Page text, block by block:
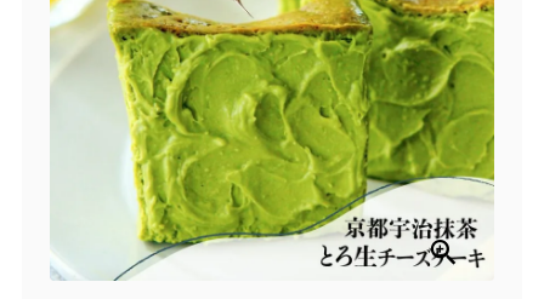
とろ生ガトーショコラ
とろ生 まとめ買いお得
セット
お中元
紅茶toroaTea
とろ生チーズケーキ
濃抹茶とろ生ガトーシ
ョコラ
とろ生シュー
クッキー缶